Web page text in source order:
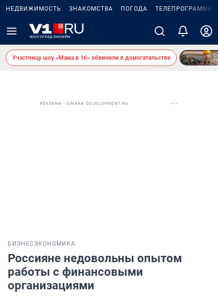
НЕДВИЖИМОСТЬ ЗНАКОМСТВА ПОГОДА ТЕЛЕПРОГРАММА
Участницу шоу «Мама в 16» обвинили в домогательстве
РЕКЛАМА • SINARA-DEVELOPMENT.RU
БИЗНЕС ЭКОНОМИКА
Россияне недовольны опытом
работы с финансовыми
организациями